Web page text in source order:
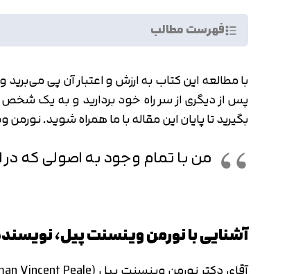
فهرست مطالب
با مطالعه این کتاب به ارزش و اعتبار آن پی
پس از دیگری از سر راه خود بردارید و به یک
بگیرید تا پایان این مقاله با ما همراه شوید.
من با تمام وجود به اصولی که در
آشنایی با نورمن وینسنت پیل،